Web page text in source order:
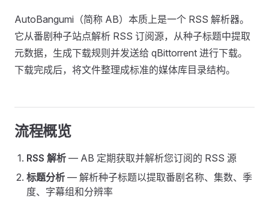
AutoBangumi（简称 AB）本质上是一个 RSS 解析器。
它从番剧种子站点解析 RSS 订阅源，从种子标题中提取
元数据，生成下载规则并发送给 qBittorrent 进行下载。
下载完成后，将文件整理成标准的媒体库目录结构。
流程概览
RSS 解析 — AB 定期获取并解析您订阅的 RSS 源
标题分析 — 解析种子标题以提取番剧名称、集数、季
度、字幕组和分辨率